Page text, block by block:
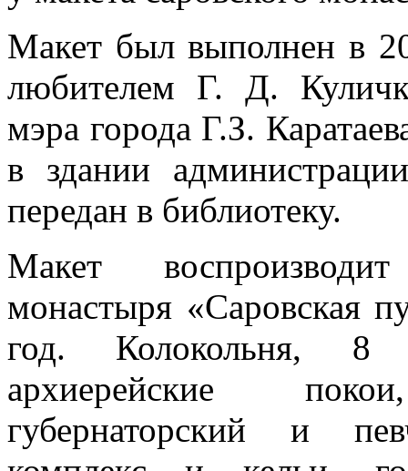
Макет был выполнен в
любителем Г. Д.
мэра города Г.З.
в здании
передан в библиотеку.
Макет
монастыря «Саровская
год. Колокольня, 8
архиерейские
губернаторский и